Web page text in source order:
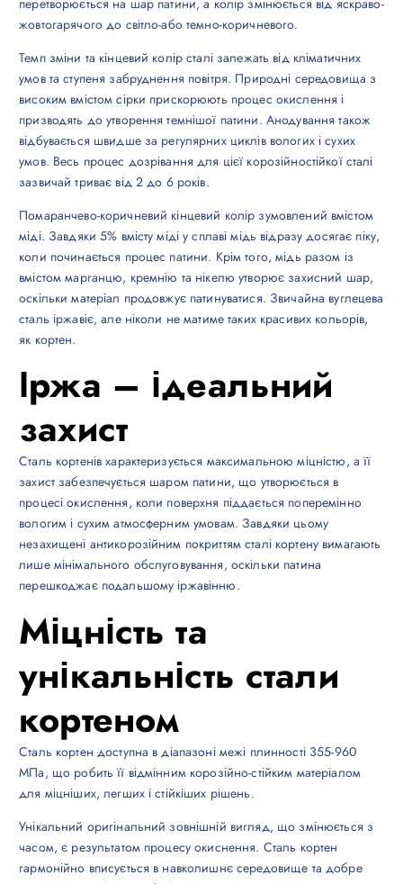
перетворюється на шар патини, а колір змінюється від яскраво-
жовтогарячого до світло-або темно-коричневого.
Темп зміни та кінцевий колір сталі залежать від кліматичних
умов та ступеня забруднення повітря. Природні середовища з
високим вмістом сірки прискорюють процес окислення і
призводять до утворення темнішої патини. Анодування також
відбувається швидше за регулярних циклів вологих і сухих
умов. Весь процес дозрівання для цієї корозійностійкої сталі
зазвичай триває від 2 до 6 років.
Помаранчево-коричневий кінцевий колір зумовлений вмістом
міді. Завдяки 5% вмісту міді у сплаві мідь відразу досягає піку,
коли починається процес патини. Крім того, мідь разом із
вмістом марганцю, кремнію та нікелю утворює захисний шар,
оскільки матеріал продовжує патинуватися. Звичайна вуглецева
сталь іржавіє, але ніколи не матиме таких красивих кольорів,
як кортен.
Іржа – ідеальний
захист
Сталь кортенів характеризується максимальною міцністю, а її
захист забезпечується шаром патини, що утворюється в
процесі окислення, коли поверхня піддається поперемінно
вологим і сухим атмосферним умовам. Завдяки цьому
незахищені антикорозійним покриттям сталі кортену вимагають
лише мінімального обслуговування, оскільки патина
перешкоджає подальшому іржавінню.
Міцність та
унікальність стали
кортеном
Сталь кортен доступна в діапазоні межі плинності 355-960
МПа, що робить її відмінним корозійно-стійким матеріалом
для міцніших, легших і стійкіших рішень.
Унікальний оригінальний зовнішній вигляд, що змінюється з
часом, є результатом процесу окиснення. Сталь кортен
гармонійно вписується в навколишнє середовище та добре